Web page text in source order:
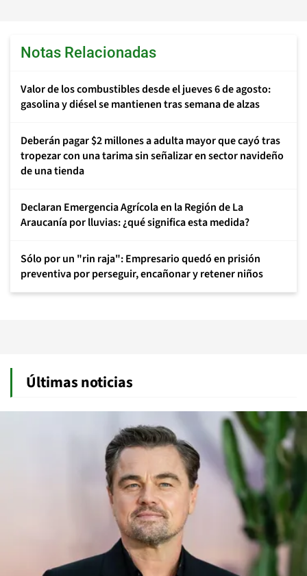
Notas Relacionadas
Valor de los combustibles desde el jueves 6 de agosto:
gasolina y diésel se mantienen tras semana de alzas
Deberán pagar $2 millones a adulta mayor que cayó tras
tropezar con una tarima sin señalizar en sector navideño
de una tienda
Declaran Emergencia Agrícola en la Región de La
Araucanía por lluvias: ¿qué significa esta medida?
Sólo por un "rin raja": Empresario quedó en prisión
preventiva por perseguir, encañonar y retener niños
Últimas noticias